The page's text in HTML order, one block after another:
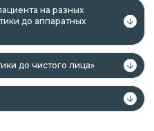
или
к
и навыкам,
должностных
на разных
до аппаратных
до чистого лица»